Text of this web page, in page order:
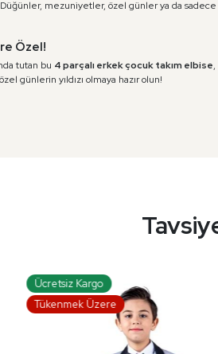
mezuniyetler, özel günler ya da
Özel!
tutan bu 4 parçalı erkek çocuk takım elbise
günlerin yıldızı olmaya hazır olun!
Ücretsiz Kargo
Tükenmek Üzere